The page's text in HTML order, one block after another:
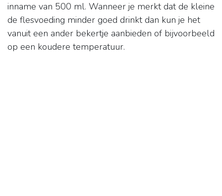
inname van 500 ml. Wanneer je merkt dat de kleine
de flesvoeding minder goed drinkt dan kun je het
vanuit een ander bekertje aanbieden of bijvoorbeeld
op een koudere temperatuur.